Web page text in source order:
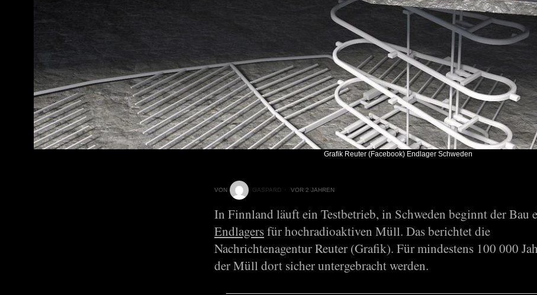
Grafik Reuter (Facebook) Endlager Schweden
VON GASPARD VOR 2 JAHREN
In Finnland läuft ein Testbetrieb, in Schweden beginnt der Bau
Endlagersfür hochradioaktiven Müll. Das berichtet die
Nachrichtenagentur Reuter (Grafik). Für mindestens 100 000
der Müll dort sicher untergebracht werden.